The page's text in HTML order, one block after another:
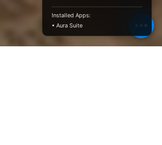
Installed Apps:
• Aura Suite